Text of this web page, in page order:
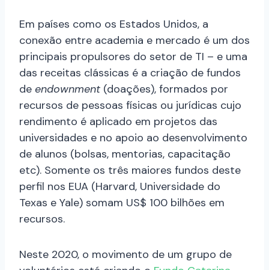
Em países como os Estados Unidos, a
conexão entre academia e mercado é um dos
principais propulsores do setor de TI – e uma
das receitas clássicas é a criação de fundos
de endownment (doações), formados por
recursos de pessoas físicas ou jurídicas cujo
rendimento é aplicado em projetos das
universidades e no apoio ao desenvolvimento
de alunos (bolsas, mentorias, capacitação
etc). Somente os três maiores fundos deste
perfil nos EUA (Harvard, Universidade do
Texas e Yale) somam US$ 100 bilhões em
recursos.
Neste 2020, o movimento de um grupo de